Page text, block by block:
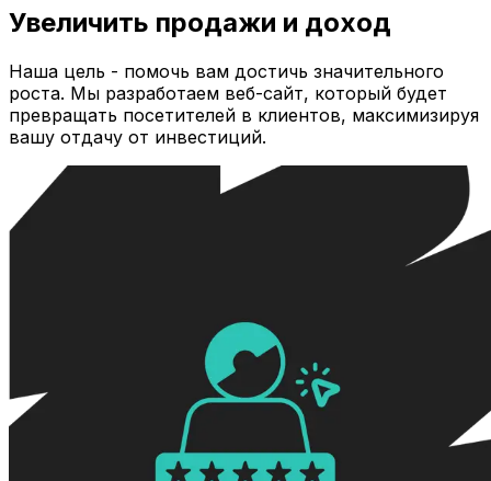
Увеличить продажи и доход
Наша цель - помочь вам достичь значительного
роста. Мы разработаем веб-сайт, который будет
превращать посетителей в клиентов, максимизируя
вашу отдачу от инвестиций.